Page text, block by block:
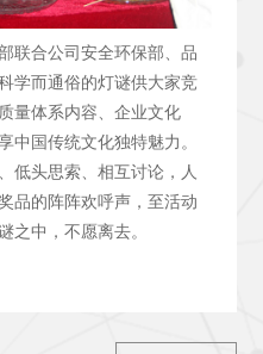
联合公司安全环保部、品
学而通俗的灯谜供大家竞
量体系内容、企业文化
中国传统文化独特魅力。
低头思索、相互讨论，人
品的阵阵欢呼声，至活动
之中，不愿离去。